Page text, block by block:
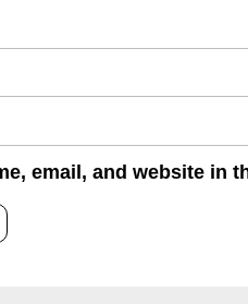
email, and website in